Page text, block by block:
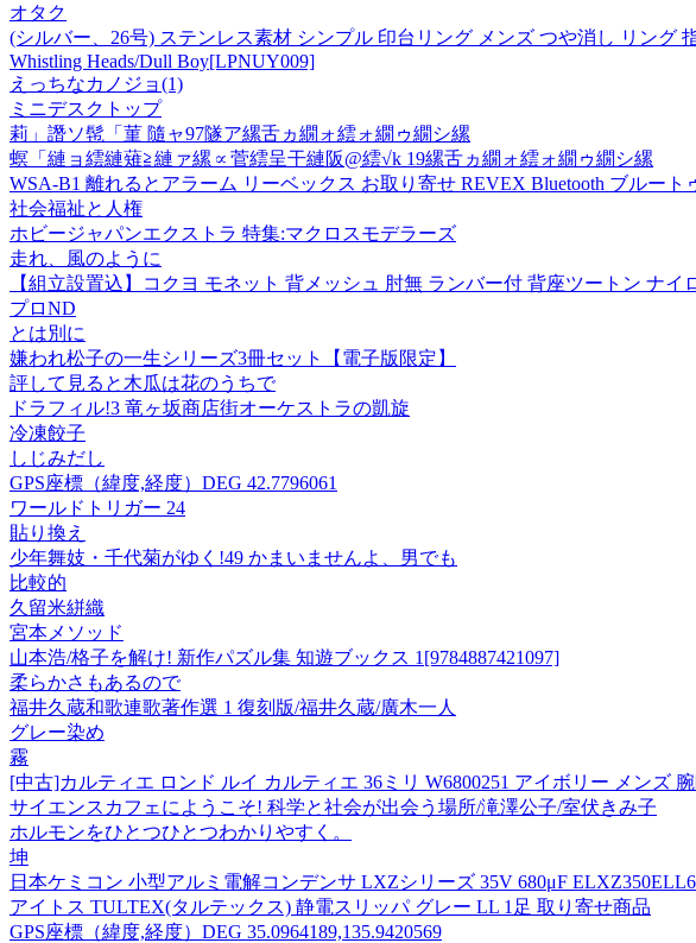
オタク
(シルバー、26号) ステンレス素材 シンプル 印台リング メンズ つや消し リング
Whistling Heads/Dull Boy[LPNUY009]
えっちなカノジョ(1)
ミニデスクトップ
莉」譖ソ髢「菫 隨ャ97隧ア縲舌ヵ繝ォ繧ォ繝ゥ繝シ縲
螟「縺ョ繧縺薙≧縺ァ縲∝菅繧呈干縺阪@繧√k 19縲舌ヵ繝ォ繧ォ繝ゥ繝シ縲
WSA-B1 離れるとアラーム リーベックス お取り寄せ REVEX Bluetooth ブルー
社会福祉と人権
ホビージャパンエクストラ 特集:マクロスモデラーズ
走れ、風のように
【組立設置込】コクヨ モネット 背メッシュ 肘無 ランバー付 背座ツートン ナ
プロND
とは別に
嫌われ松子の一生シリーズ3冊セット【電子版限定】
評して見ると木瓜は花のうちで
ドラフィル!3 竜ヶ坂商店街オーケストラの凱旋
冷凍餃子
しじみだし
GPS座標（緯度,経度）DEG 42.7796061
ワールドトリガー 24
貼り換え
少年舞妓・千代菊がゆく!49 かまいませんよ、男でも
比較的
久留米絣織
宮本メソッド
山本浩/格子を解け! 新作パズル集 知遊ブックス 1[9784887421097]
柔らかさもあるので
福井久蔵和歌連歌著作選 1 復刻版/福井久蔵/廣木一人
グレー染め
霧
[中古]カルティエ ロンド ルイ カルティエ 36ミリ W6800251 アイボリー メンズ
サイエンスカフェにようこそ! 科学と社会が出会う場所/滝澤公子/室伏きみ子
ホルモンをひとつひとつわかりやすく。
坤
日本ケミコン 小型アルミ電解コンデンサ LXZシリーズ 35V 680μF
アイトス TULTEX(タルテックス) 静電スリッパ グレー LL 1足 取り寄せ商品
GPS座標（緯度,経度）DEG 35.0964189,135.9420569